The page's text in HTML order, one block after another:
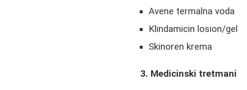
Avene termalna voda
Klindamicin losion/gel
Skinoren krema
3. Medicinski tretmani